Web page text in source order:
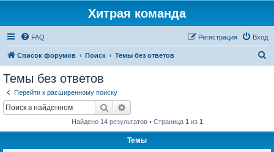
Хитрая команда
FAQ Вход
Регистрация
Список форумов Поиск Темы без ответов
Темы без ответов
Перейти к расширенному поиску
Поиск
Найдено 14 результатов • Страница 1 из 1
Темы